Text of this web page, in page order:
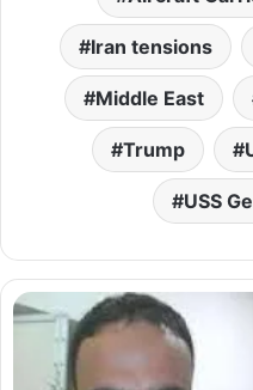
Iran tensions
Middle East
Trump
USS